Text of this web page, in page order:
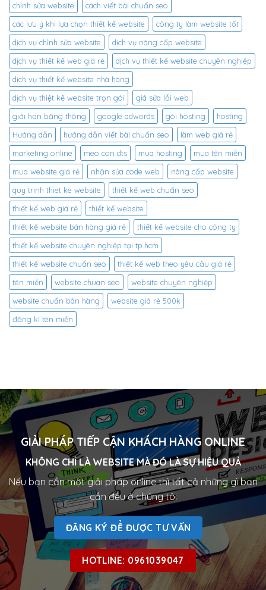
chỉnh sửa website
cách viết bài chuẩn seo
các lưu ý khi lựa chọn thiết kế website
công ty làm website tốt
dịch vụ chỉnh sửa website
dịch vụ nâng cấp website
dịch vụ thiết kế web giá rẻ
dịch vụ thiết kế website chuyên nghiệp
dịch vụ thiết kế website nhà hàng
dịch vụ thiệt kế website trọn gói
giá sửa lỗi web
giới hạn băng thông
google adwords gói hosting
hosting
Hướng dẫn
hướng dẫn viết bài chuẩn seo
làm web giá rẻ
marketing online
meo con dts mua hosting
mua tên miền
mua website giá rẻ
nhận sửa code web
nâng cấp website
quy trinh thiet ke website
thiết kế web chuẩn seo
thiết kế web giá rẻ
thiết kế website
thiết kế website bán hàng giá rẻ
thiết kế website cho công ty
thiết kế website chuyên nghiệp tại tp.hcm
thiết kế website chuẩn seo
thiết kế web theo yêu cầu giá rẻ
tên miền
website chuan seo
website chuyên nghiệp
website chuẩn bán hàng
website giá rẻ 500k
đăng kí tên miền
GIẢI PHÁP TIẾP CẬN KHÁCH HÀNG ONLINE
KHÔNG CHỈ LÀ WEBSITE MÀ ĐÓ LÀ SỰ HIỆU QUẢ
Nếu bạn cần một giải pháp online thì tất cả những gì bạn
cần đều ở chúng tôi
ĐĂNG KÝ ĐỂ ĐƯỢC TƯ VẤN
HOTLINE: 0961039047